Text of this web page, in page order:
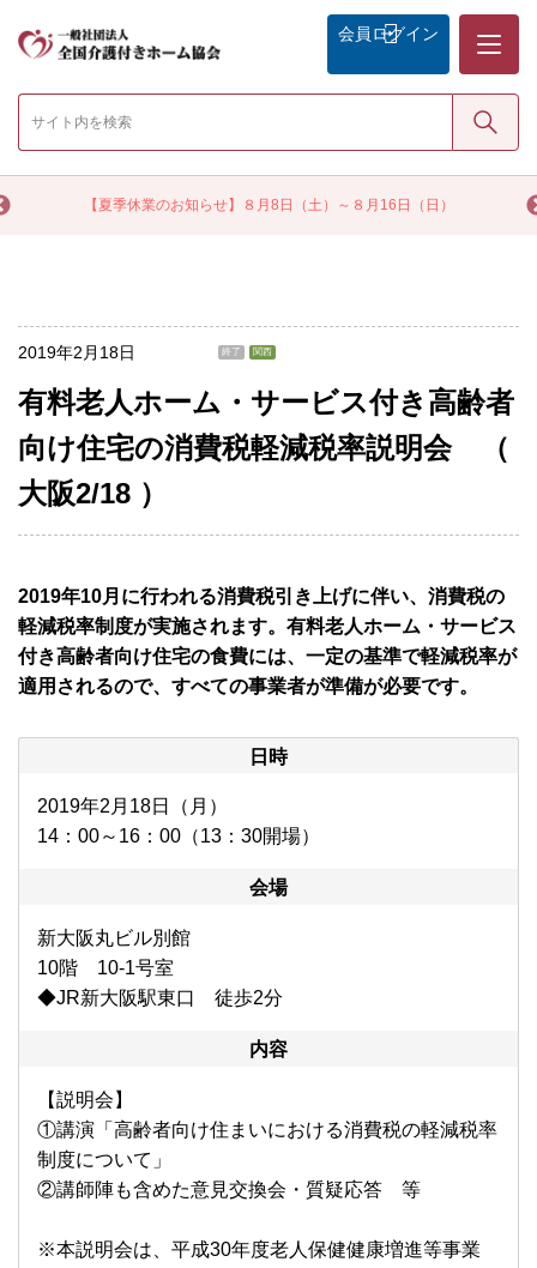
【夏季休業のお知らせ】８月8日（土）～８月16日（日）
会員 ログイン
検索
2019年2月18日 終了 関西
有料老人ホーム・サービス付き高齢者
向け住宅の消費税軽減税率説明会 （
大阪2/18 ）
2019年10月に行われる消費税引き上げに伴い、消費税の
軽減税率制度が実施されます。有料老人ホーム・サービス
付き高齢者向け住宅の食費には、一定の基準で軽減税率が
適用されるので、すべての事業者が準備が必要です。
日時
2019年2月18日（月）
14：00～16：00（13：30開場）
会場
新大阪丸ビル別館
10階 10-1号室
◆JR新大阪駅東口 徒歩2分
内容
【説明会】
①講演「高齢者向け住まいにおける消費税の軽減税率
制度について」
②講師陣も含めた意見交換会・質疑応答 等
※本説明会は、平成30年度老人保健健康増進等事業